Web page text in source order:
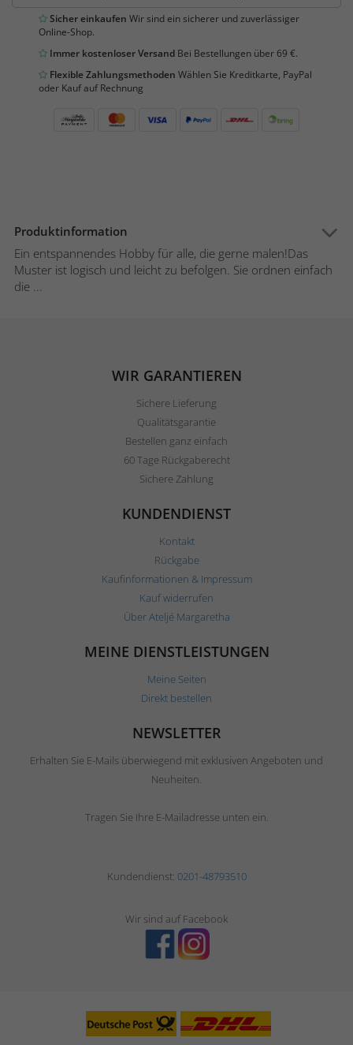
Sicher einkaufen Wir sind ein sicherer und zuverlässiger
Online-Shop.
Immer kostenloser Versand Bei Bestellungen über 69 €.
Flexible Zahlungsmethoden Wählen Sie Kreditkarte, PayPal
oder Kauf auf Rechnung
Produktinformation
Ein entspannendes Hobby für alle, die gerne malen!Das
Muster ist logisch und leicht zu befolgen. Sie ordnen einfach
die ...
WIR GARANTIEREN
Sichere Lieferung
Qualitätsgarantie
Bestellen ganz einfach
60 Tage Rückgaberecht
Sichere Zahlung
KUNDENDIENST
Kontakt
Rückgabe
Kaufinformationen & Impressum
Kauf widerrufen
Über Ateljé Margaretha
MEINE DIENSTLEISTUNGEN
Meine Seiten
Direkt bestellen
NEWSLETTER
Erhalten Sie E-Mails überwiegend mit exklusiven Angeboten und
Neuheiten.
Tragen Sie Ihre E-Mailadresse unten ein.
Kundendienst: 0201-48793510
Wir sind auf Facebook